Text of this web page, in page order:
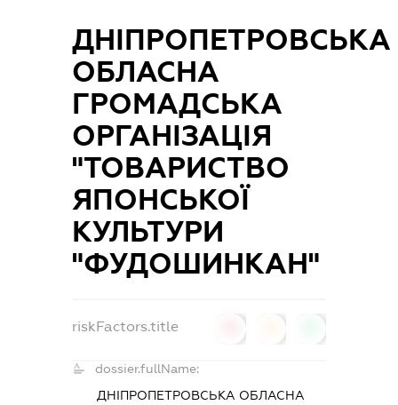
ДНІПРОПЕТРОВСЬКА
ОБЛАСНА
ГРОМАДСЬКА
ОРГАНІЗАЦІЯ
"ТОВАРИСТВО
ЯПОНСЬКОЇ
КУЛЬТУРИ
"ФУДОШИНКАН"
riskFactors.title
dossier.fullName:
ДНІПРОПЕТРОВСЬКА ОБЛАСНА